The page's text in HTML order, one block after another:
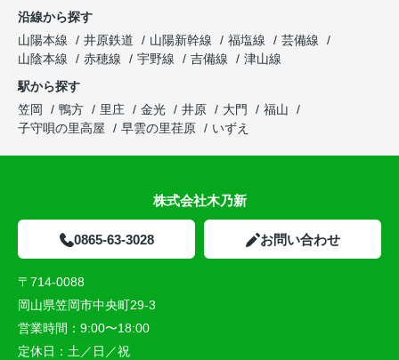
沿線から探す
山陽本線
井原鉄道 山陽新幹線 福塩線
芸備線
山陰本線
赤穂線 宇野線 吉備線
津山線
駅から探す
笠岡
鴨方 里庄 金光 井原 大門
福山
子守唄の里高屋
早雲の里荏原 いずえ
株式会社木乃新
0865-63-3028 お問い合わせ
〒714-0088
岡山県笠岡市中央町29-3
営業時間： 9:00〜18:00
定休日： 土／日／祝